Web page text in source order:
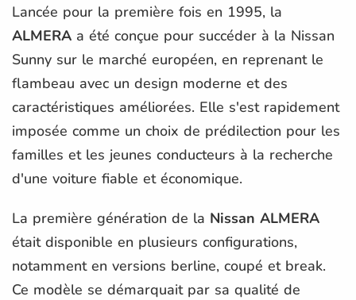
Lancée pour la première fois en 1995, la
ALMERA a été conçue pour succéder à la Nissan
Sunny sur le marché européen, en reprenant le
flambeau avec un design moderne et des
caractéristiques améliorées. Elle s'est rapidement
imposée comme un choix de prédilection pour les
familles et les jeunes conducteurs à la recherche
d'une voiture fiable et économique.
La première génération de la Nissan ALMERA
était disponible en plusieurs configurations,
notamment en versions berline, coupé et break.
Ce modèle se démarquait par sa qualité de